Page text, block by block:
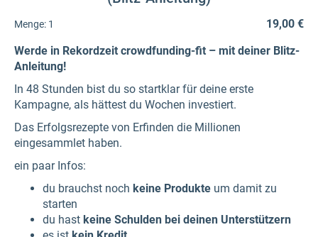
Menge: 1
19,00 €
Werde in Rekordzeit crowdfunding-fit – mit deiner Blitz-
Anleitung!
In 48 Stunden bist du so startklar für deine erste
Kampagne, als hättest du Wochen investiert.
Das Erfolgsrezepte von Erfinden die Millionen
eingesammlet haben.
ein paar Infos:
du brauchst noch keine Produkte um damit zu
starten
du hast keine Schulden bei deinen Unterstützern